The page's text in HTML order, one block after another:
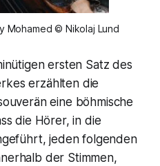
Mohamed © Nikolaj Lund
ersten Satz des
erzählten die
eine böhmische
die Hörer, in die
jeden folgenden
der Stimmen,